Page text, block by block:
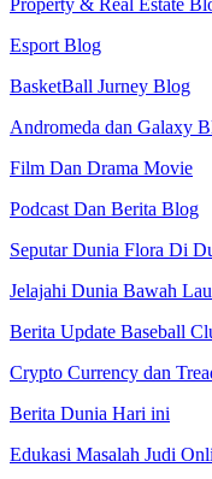
Esport Blog
BasketBall Jurney Blog
Andromeda dan Galaxy
Film Dan Drama Movie
Podcast Dan Berita Blog
Seputar Dunia Flora Di
Jelajahi Dunia Bawah
Berita Update Baseball
Crypto Currency dan
Berita Dunia Hari ini
Edukasi Masalah Judi